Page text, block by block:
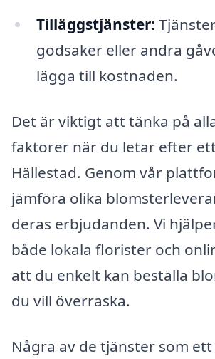
Tilläggstjänster:
godsaker eller andra
lägga till kostnaden.
Det är viktigt att tänka på
faktorer när du letar efter
Hällestad. Genom vår
jämföra olika
deras erbjudanden. Vi
både lokala florister och
att du enkelt kan beställa
du vill överraska.
Några av de tjänster som